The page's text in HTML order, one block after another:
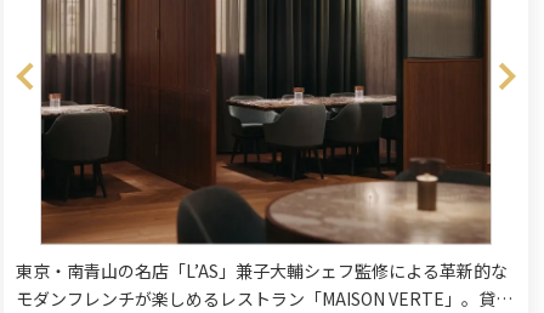
東京・南青山の名店「L’AS」兼子大輔シェフ監修による革新的な
モダンフレンチが楽しめるレストラン「MAISON VERTE」。貸切